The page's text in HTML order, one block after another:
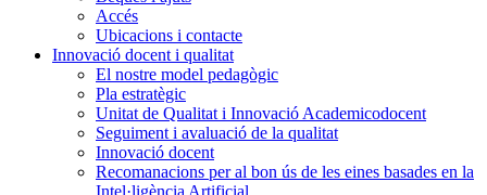
Accés
Ubicacions i contacte
Innovació docent i qualitat
El nostre model pedagògic
Pla estratègic
Unitat de Qualitat i Innovació Academicodocent
Seguiment i avaluació de la qualitat
Innovació docent
Recomanacions per al bon ús de les eines basades en la
Intel·ligència Artificial